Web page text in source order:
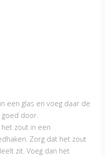
een glas en voeg daar de
door.
zout in een
Zorg dat het zout
zit. Voeg dan het